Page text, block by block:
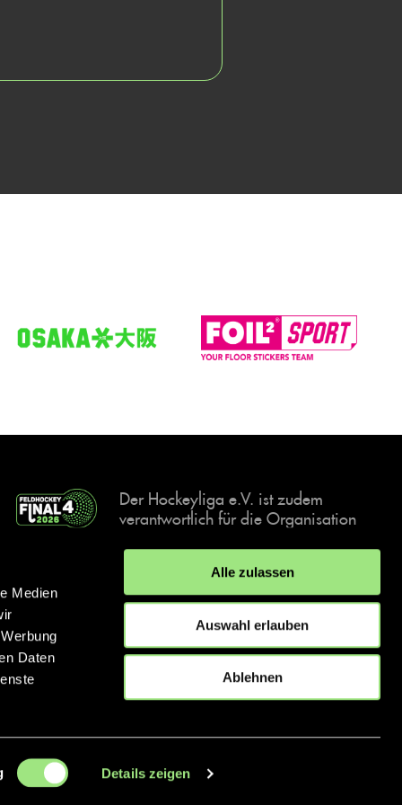
Medien
Daten
Details zeigen
Alle zulassen
Auswahl erlauben
Ablehnen
Der Hockeyliga e.V. ist zudem
verantwortlich für die Organisation
Events, der deutschen Hockey-
Meisterschaften.
IMPRESSUM DATENSCHUTZERKLÄRUNG
© 2026 hockey.de